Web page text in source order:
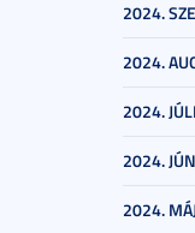
2024.
2024.
2024.
2024.
2024.